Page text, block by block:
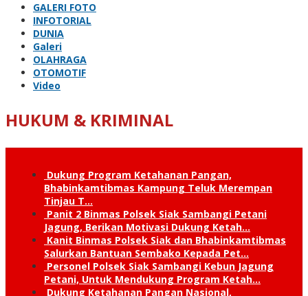
GALERI FOTO
INFOTORIAL
DUNIA
Galeri
OLAHRAGA
OTOMOTIF
Video
HUKUM & KRIMINAL
Dukung Program Ketahanan Pangan,
Bhabinkamtibmas Kampung Teluk Merempan
Tinjau T…
Panit 2 Binmas Polsek Siak Sambangi Petani
Jagung, Berikan Motivasi Dukung Ketah…
Kanit Binmas Polsek Siak dan Bhabinkamtibmas
Salurkan Bantuan Sembako Kepada Pet…
Personel Polsek Siak Sambangi Kebun Jagung
Petani, Untuk Mendukung Program Ketah…
Dukung Ketahanan Pangan Nasional,